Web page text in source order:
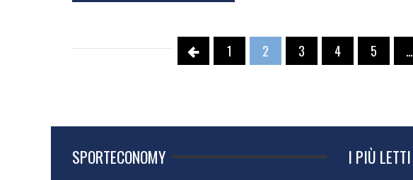
1 2 3 4 5 …
SPORTECONOMY I PIÙ LETTI